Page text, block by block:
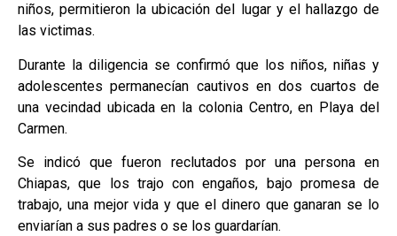
niños, permitieron la ubicación del lugar y el hallazgo de
las victimas.
Durante la diligencia se confirmó que los niños, niñas y
adolescentes permanecían cautivos en dos cuartos de
una vecindad ubicada en la colonia Centro, en Playa del
Carmen.
Se indicó que fueron reclutados por una persona en
Chiapas, que los trajo con engaños, bajo promesa de
trabajo, una mejor vida y que el dinero que ganaran se lo
enviarían a sus padres o se los guardarían.